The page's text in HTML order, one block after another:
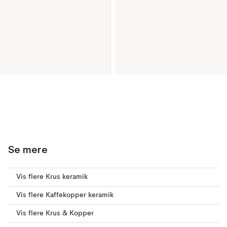
Se mere
Vis flere Krus keramik
Vis flere Kaffekopper keramik
Vis flere Krus & Kopper